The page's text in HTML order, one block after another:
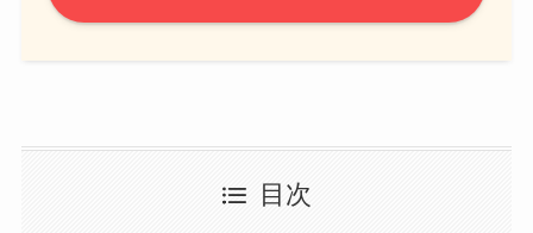
目次